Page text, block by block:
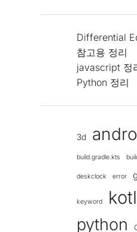
Differential
참고용 정리
javascript 정
Python 정리
3d
build.gradle.kts
deskclock error
keyword
python